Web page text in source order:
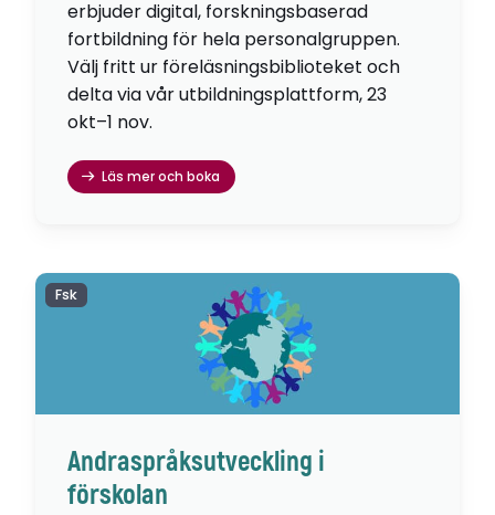
erbjuder digital, forskningsbaserad
fortbildning för hela personalgruppen.
Välj fritt ur föreläsningsbiblioteket och
delta via vår utbildningsplattform, 23
okt–1 nov.
Läs mer och boka
Andraspråksutveckling i
förskolan
Fsk